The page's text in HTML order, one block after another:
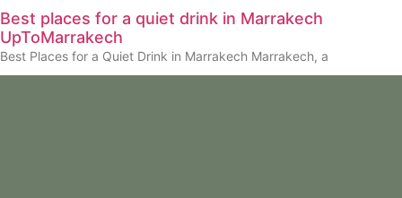
Best places for a quiet drink in Marrakech
UpToMarrakech
Best Places for a Quiet Drink in Marrakech Marrakech, a